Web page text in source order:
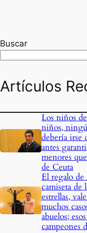
Buscar
Artículos
Los niños
niños,
debería irse
antes
menores
de Ceuta
El regalo de
camiseta de
estrellas,
muchos
abuelos;
campeones